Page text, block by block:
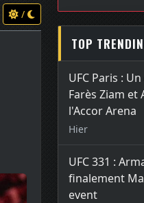
/
TOP
UFC Paris :
Farès Ziam et
l'Accor Arena
Hier
UFC 331 :
finalement
event